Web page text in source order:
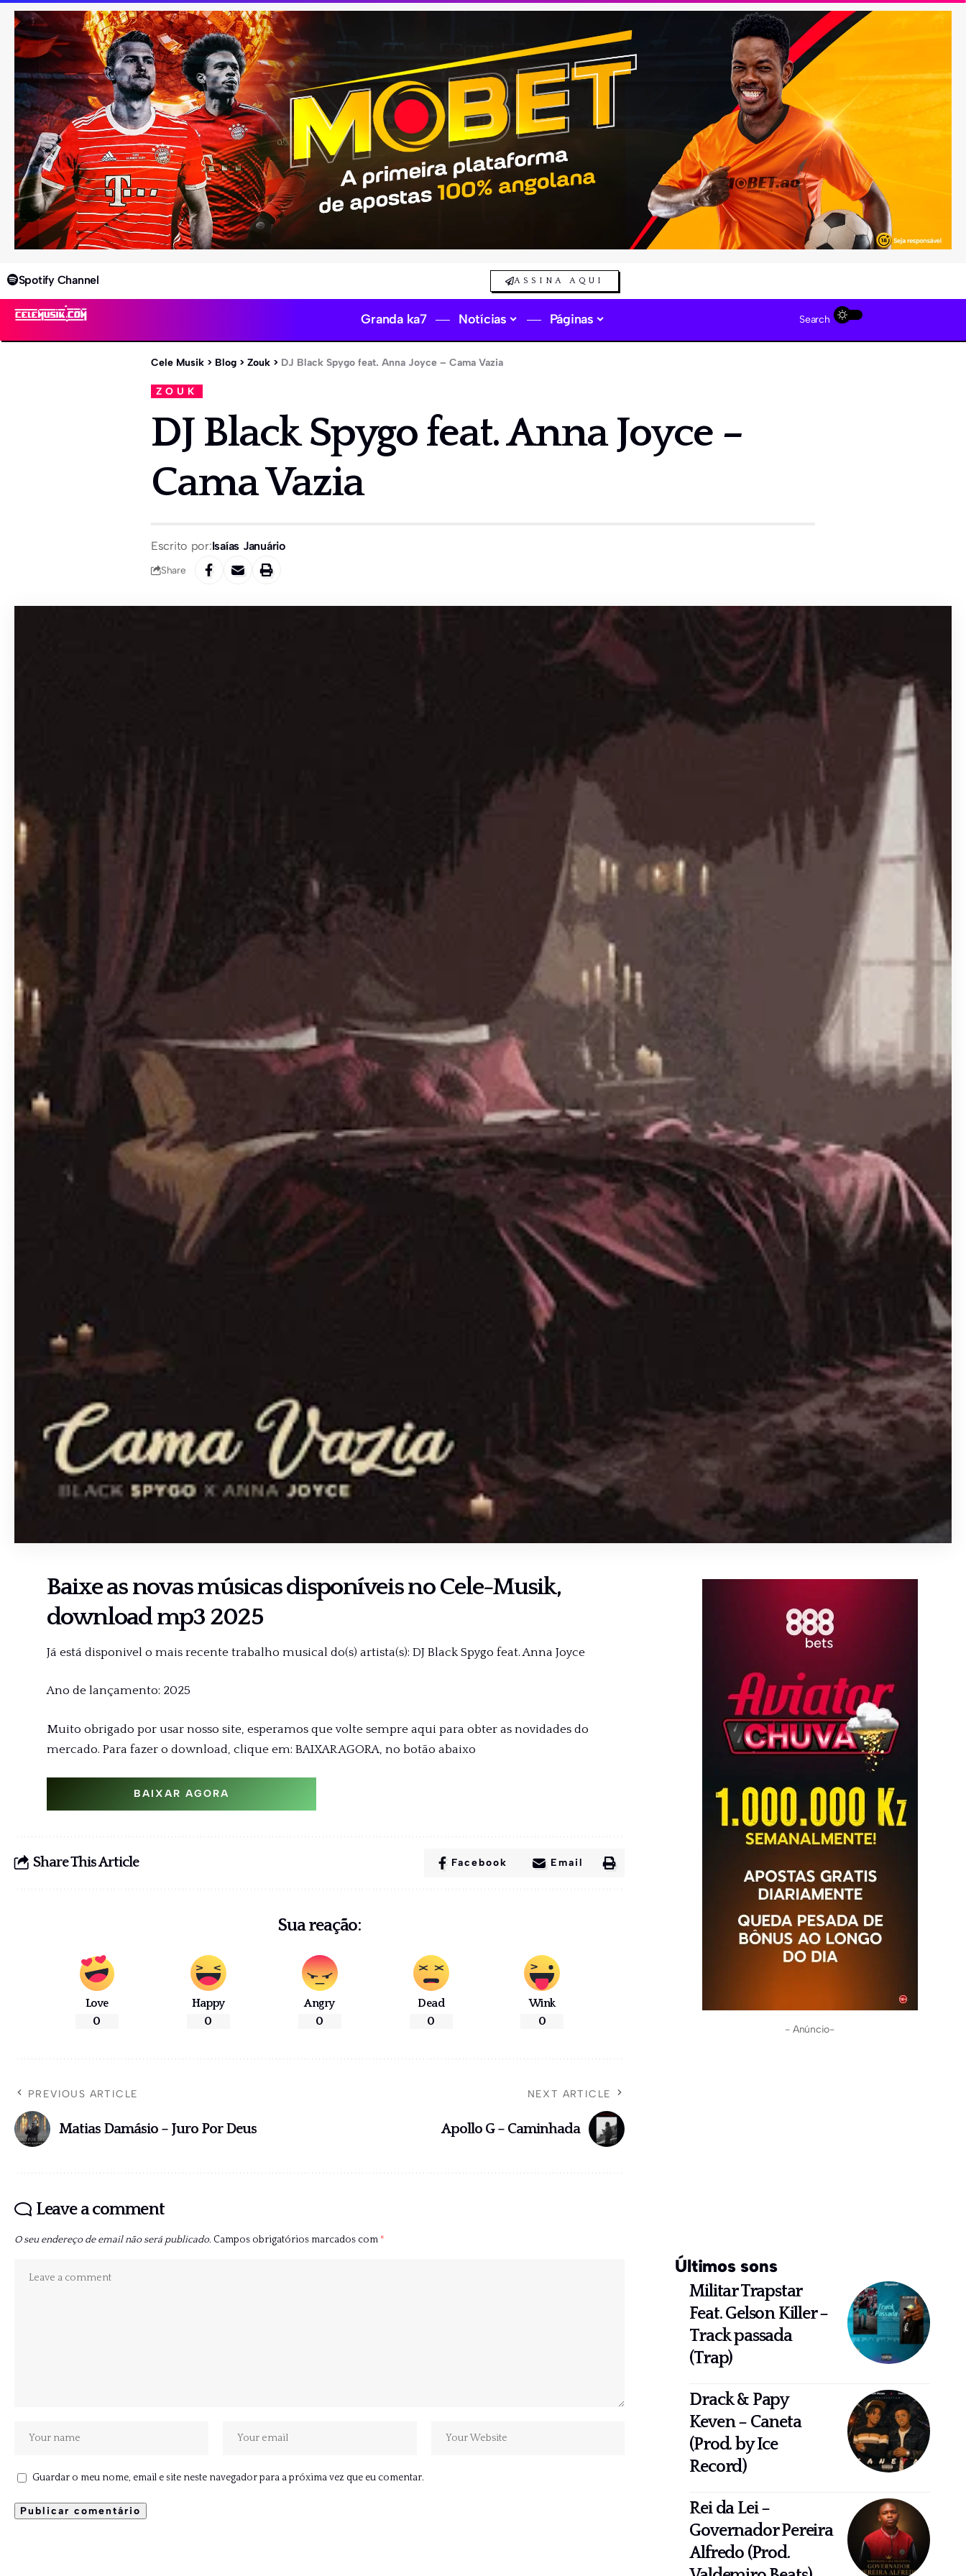
Spotify Channel ASSINA AQUI
Granda ka7 Notícias Páginas Search
Cele Musik > Blog > Zouk > DJ Black Spygo feat. Anna Joyce – Cama Vazia
ZOUK
DJ Black Spygo feat. Anna Joyce –
Cama Vazia
Escrito por:Isaías Januário
Share
Baixe as novas músicas disponíveis noCele-Musik,
download mp3 2025
Já está disponivel o mais recente trabalho musical do(s) artista(s): DJ Black Spygo feat. Anna Joyce
Ano de lançamento: 2025
Muito obrigado por usar nosso site, esperamos que volte sempre aqui para obter as novidades do
mercado. Para fazer o download, clique em: BAIXAR AGORA, no botão abaixo
BAIXAR AGORA
Share This Article Facebook Email
Sua reação:
Love
0
Happy
0
Angry
0
Dead
0
Wink
0
PREVIOUS ARTICLE
Matias Damásio – Juro Por Deus
NEXT ARTICLE
Apollo G – Caminhada
Leave a comment
O seu endereço de email não será publicado. Campos obrigatórios marcados com*
Guardar o meu nome, email e site neste navegador para a próxima vez que eu comentar.
- Anúncio-
Últimos sons
Militar Trapstar
Feat. Gelson Killer –
Track passada
(Trap)
Drack & Papy
Keven – Caneta
(Prod. by Ice
Record)
Rei da Lei –
Governador Pereira
Alfredo (Prod.